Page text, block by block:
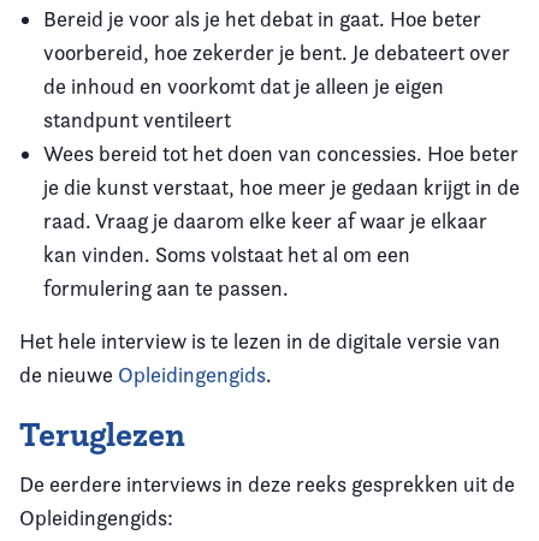
Bereid je voor als je het debat in gaat. Hoe beter
voorbereid, hoe zekerder je bent. Je debateert over
de inhoud en voorkomt dat je alleen je eigen
standpunt ventileert
Wees bereid tot het doen van concessies. Hoe beter
je die kunst verstaat, hoe meer je gedaan krijgt in de
raad. Vraag je daarom elke keer af waar je elkaar
kan vinden. Soms volstaat het al om een
formulering aan te passen.
Het hele interview is te lezen in de digitale versie van
de nieuwe Opleidingengids.
Teruglezen
De eerdere interviews in deze reeks gesprekken uit de
Opleidingengids: